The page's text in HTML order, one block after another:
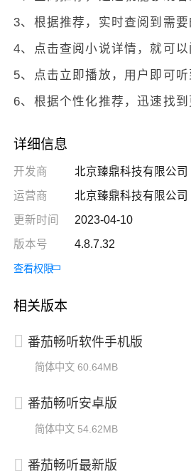
3、根据推荐，实时查阅到需
4、点击查阅小说详情，就可
5、点击立即播放，用户即可
6、根据个性化推荐，迅速找到
详细信息
开发商
北京臻鼎科技有限公司
运营商
北京臻鼎科技有限公司
更新时间
2023-04-10
版本号
4.8.7.32
查看权限
相关版本
番茄畅听软件手机版
简体中文 60.64MB
番茄畅听安卓版
简体中文 54.62MB
番茄畅听最新版